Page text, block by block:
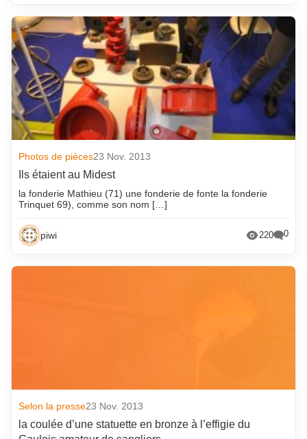
Photos de pièces23 Nov. 2013
Ils étaient au Midest
la fonderie Mathieu (71) une fonderie de fonte la fonderie
Trinquet 69), comme son nom […]
piwi 220 0
Selon la presse23 Nov. 2013
la coulée d’une statuette en bronze à l’effigie du